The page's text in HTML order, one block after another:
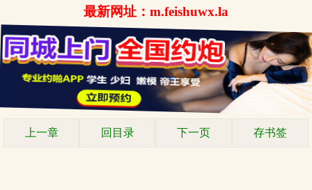
最新网址：m.feishuwx.la
上一章 回目录 下一页 存书签